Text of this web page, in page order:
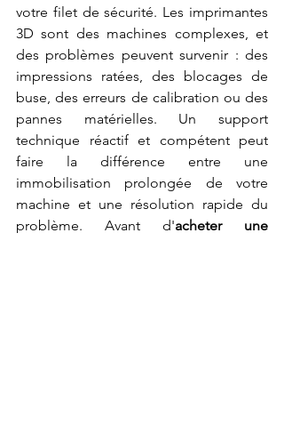
votre filet de sécurité. Les imprimantes
3D sont des machines complexes, et
des problèmes peuvent survenir : des
impressions ratées, des blocages de
buse, des erreurs de calibration ou des
pannes matérielles. Un support
technique réactif et compétent peut
faire la différence entre une
immobilisation prolongée de votre
machine et une résolution rapide du
problème. Avant d'acheter une